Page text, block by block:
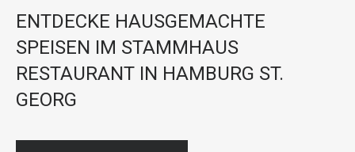
ENTDECKE HAUSGEMACHTE
SPEISEN IM STAMMHAUS
RESTAURANT IN HAMBURG ST.
GEORG